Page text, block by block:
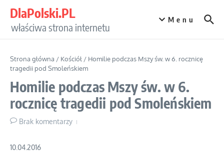
DlaPolski.PL
właściwa strona internetu
Menu
Strona główna / Kościół / Homilie podczas Mszy św. w 6. rocznicę
tragedii pod Smoleńskiem
Homilie podczas Mszy św. w 6.
rocznicę tragedii pod Smoleńskiem
Brak komentarzy
10.04.2016